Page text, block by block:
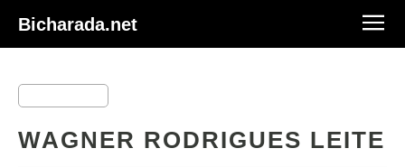
Bicharada.net
WAGNER RODRIGUES LEITE